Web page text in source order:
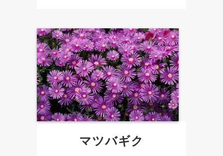
マツバギク